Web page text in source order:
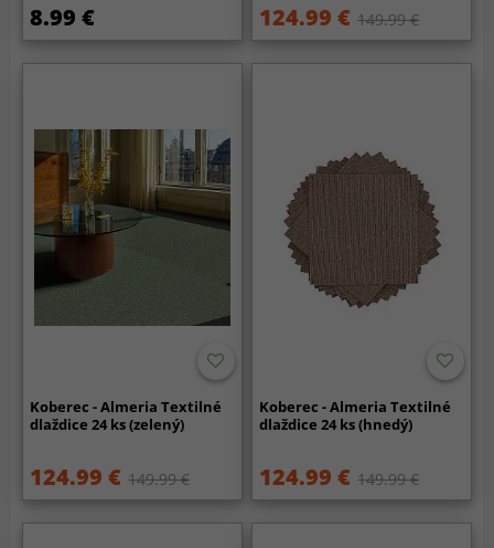
8.99 € 124.99 € 149.99 €
Koberec - Almeria Textilné
dlaždice 24 ks (zelený)
124.99 € 149.99 €
Koberec - Almeria Textilné
dlaždice 24 ks (hnedý)
124.99 € 149.99 €